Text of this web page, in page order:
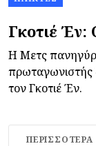
Γκοτιέ Έν:
Η Μετς
πρωταγωνιστής
τον Γκοτιέ Έν.
ΠΕΡΙΣΣΌΤΕΡΑ